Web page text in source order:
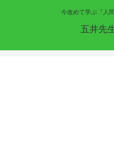
今改めて学ぶ『人
五井先